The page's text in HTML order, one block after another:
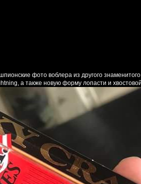
фото воблера из другого
а также новую форму лопасти и